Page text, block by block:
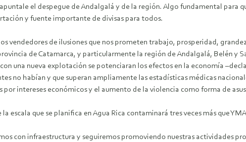
el despegue de Andalgalá y de la región. Algo fundamental para
y fuente importante de divisas para todos.
vendedores de ilusiones que nos prometen trabajo, prosperidad,
de Catamarca, y particularmente la región de Andalgalá, Belén y
una nueva explotación se potenciaran los efectos en la economía
no habían y que superan ampliamente las estadísticas médicas
por intereses económicos y el aumento de la violencia como forma de
escala que se planifica en Agua Rica contaminará tres veces más que
con infraestructura y seguiremos promoviendo nuestras actividades